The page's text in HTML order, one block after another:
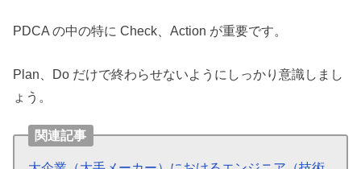
PDCA の中の特に Check、Action が重要です。
Plan、Do だけで終わらせないようにしっかり意識しまし
ょう。
関連記事